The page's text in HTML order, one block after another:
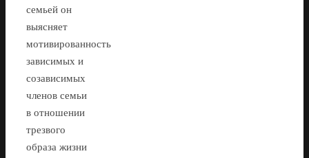
семьей он
выясняет
мотивированность
зависимых и
созависимых
членов семьи
в отношении
трезвого
образа жизни